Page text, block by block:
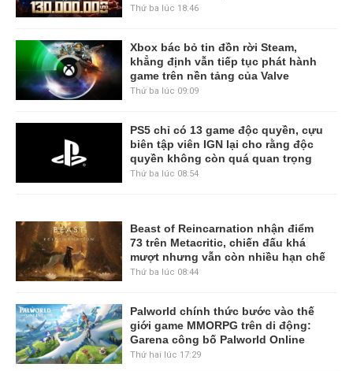
Thứ ba lúc 18:46
Xbox bác bỏ tin đồn rời Steam,
khẳng định vẫn tiếp tục phát hành
game trên nền tảng của Valve
Thứ ba lúc 09:09
PS5 chỉ có 13 game độc quyền, cựu
biên tập viên IGN lại cho rằng độc
quyền không còn quá quan trọng
Thứ ba lúc 08:54
Beast of Reincarnation nhận điểm
73 trên Metacritic, chiến đấu khá
mượt nhưng vẫn còn nhiều hạn chế
Thứ ba lúc 08:44
Palworld chính thức bước vào thế
giới game MMORPG trên di động:
Garena công bố Palworld Online
Thứ hai lúc 17:29